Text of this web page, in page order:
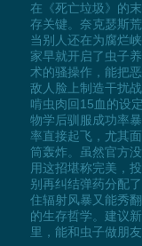
在《死亡垃圾》的
存关键。奈克瑟斯
当别人还在为腐烂
家早就开启了虫子
术的骚操作，能把
敌人脸上制造干扰
啃虫肉回15血的设
物学后驯服成功率
率直接起飞，尤其
筒轰炸。虽然官方
用这招堪称完美，
别再纠结弹药分配
住辐射风暴又能秀
的生存哲学。建议
里，能和虫子做朋